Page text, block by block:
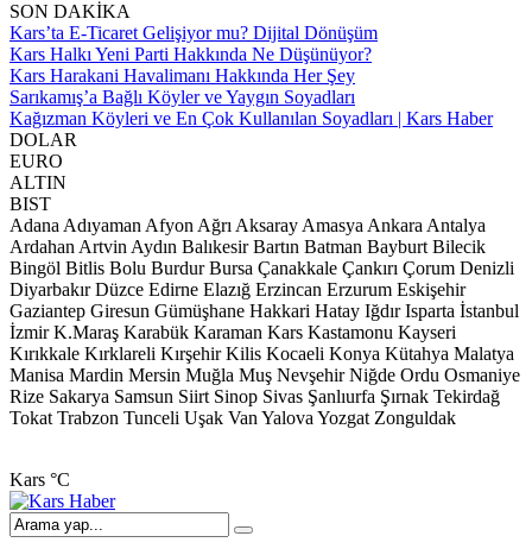
SON DAKİKA
Kars’ta E-Ticaret Gelişiyor mu? Dijital Dönüşüm
Kars Halkı Yeni Parti Hakkında Ne Düşünüyor?
Kars Harakani Havalimanı Hakkında Her Şey
Sarıkamış’a Bağlı Köyler ve Yaygın Soyadları
Kağızman Köyleri ve En Çok Kullanılan Soyadları | Kars Haber
DOLAR
EURO
ALTIN
BIST
Adana Adıyaman Afyon Ağrı Aksaray Amasya Ankara Antalya
Ardahan Artvin Aydın Balıkesir Bartın Batman Bayburt Bilecik
Bingöl Bitlis Bolu Burdur Bursa Çanakkale Çankırı Çorum Denizli
Diyarbakır Düzce Edirne Elazığ Erzincan Erzurum Eskişehir
Gaziantep Giresun Gümüşhane Hakkari Hatay Iğdır Isparta İstanbul
İzmir K.Maraş Karabük Karaman Kars Kastamonu Kayseri
Kırıkkale Kırklareli Kırşehir Kilis Kocaeli Konya Kütahya Malatya
Manisa Mardin Mersin Muğla Muş Nevşehir Niğde Ordu Osmaniye
Rize Sakarya Samsun Siirt Sinop Sivas Şanlıurfa Şırnak Tekirdağ
Tokat Trabzon Tunceli Uşak Van Yalova Yozgat Zonguldak
Kars °C